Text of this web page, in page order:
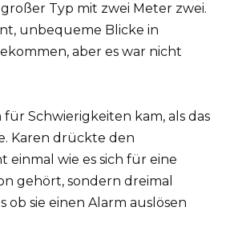
Typ mit zwei Meter zwei.
unbequeme Blicke in
aber es war nicht
für Schwierigkeiten kam, als das
Karen drückte den
einmal wie es sich für eine
gehört, sondern dreimal
ob sie einen Alarm auslösen